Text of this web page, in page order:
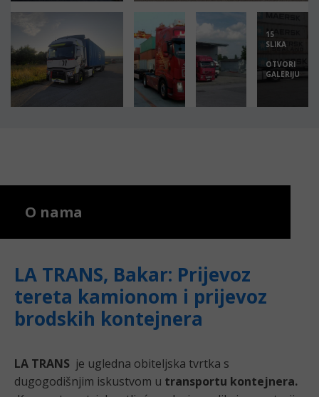
15
SLIKA
OTVORI
GALERIJU
O nama
LA TRANS, Bakar: Prijevoz
tereta kamionom i prijevoz
brodskih kontejnera
LA TRANS je ugledna obiteljska tvrtka s
dugogodišnjim iskustvom u transportu kontejnera.